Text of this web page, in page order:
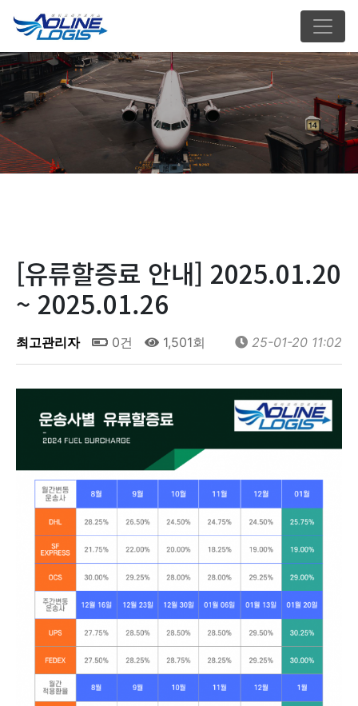
[유류할증료 안내] 2025.01.20
~ 2025.01.26
최고관리자 0건 1,501회 25-01-20 11:02